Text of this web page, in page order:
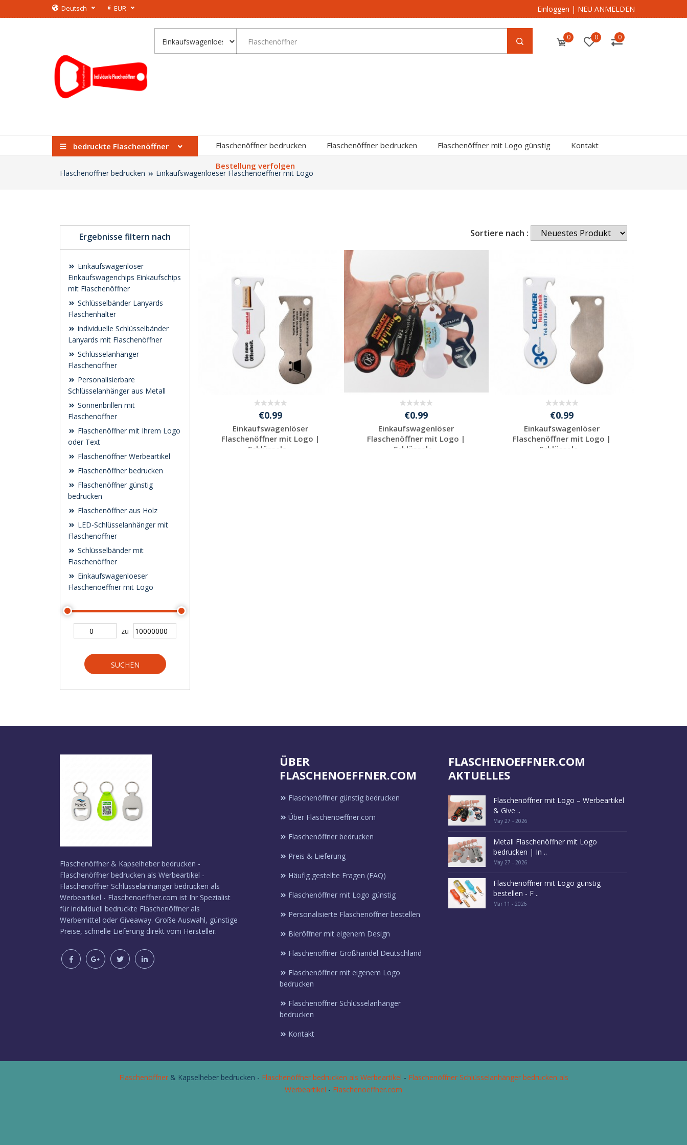
Deutsch € EUR Einloggen | NEU ANMELDEN
0 0 0
bedruckte Flaschenöffner Flaschenöffner bedrucken Flaschenöffner bedrucken Flaschenöffner mit Logo günstig
Kontakt
Bestellung verfolgen
Flaschenöffner bedrucken Einkaufswagenloeser Flaschenoeffner mit Logo
Ergebnisse filtern nach
Einkaufswagenlöser
Einkaufswagenchips Einkaufschips
mit Flaschenöffner
Schlüsselbänder Lanyards
Flaschenhalter
individuelle Schlüsselbänder
Lanyards mit Flaschenöffner
Schlüsselanhänger
Flaschenöffner
Personalisierbare
Schlüsselanhänger aus Metall
Sonnenbrillen mit
Flaschenöffner
Flaschenöffner mit Ihrem Logo
oder Text
Flaschenöffner Werbeartikel
Flaschenöffner bedrucken
Flaschenöffner günstig
bedrucken
Flaschenöffner aus Holz
LED-Schlüsselanhänger mit
Flaschenöffner
Schlüsselbänder mit
Flaschenöffner
Einkaufswagenloeser
Flaschenoeffner mit Logo
zu
SUCHEN
Sortiere nach :
€0.99
Einkaufswagenlöser
Flaschenöffner mit Logo |
Schlüssela...
€0.99
Einkaufswagenlöser
Flaschenöffner mit Logo |
Schlüssela...
€0.99
Einkaufswagenlöser
Flaschenöffner mit Logo |
Schlüssela...
Flaschenöffner & Kapselheber bedrucken -
Flaschenöffner bedrucken als Werbeartikel -
Flaschenöffner Schlüsselanhänger bedrucken als
Werbeartikel - Flaschenoeffner.com ist Ihr Spezialist
für individuell bedruckte Flaschenöffner als
Werbemittel oder Giveaway. Große Auswahl, günstige
Preise, schnelle Lieferung direkt vom Hersteller.
ÜBER
FLASCHENOEFFNER.COM
Flaschenöffner günstig bedrucken
Über Flaschenoeffner.com
Flaschenöffner bedrucken
Preis & Lieferung
Häufig gestellte Fragen (FAQ)
Flaschenöffner mit Logo günstig
Personalisierte Flaschenöffner bestellen
Bieröffner mit eigenem Design
Flaschenöffner Großhandel Deutschland
Flaschenöffner mit eigenem Logo
bedrucken
Flaschenöffner Schlüsselanhänger
bedrucken
Kontakt
FLASCHENOEFFNER.COM
AKTUELLES
Flaschenöffner mit Logo – Werbeartikel
& Give ..
May 27 - 2026
Metall Flaschenöffner mit Logo
bedrucken | In ..
May 27 - 2026
Flaschenöffner mit Logo günstig
bestellen - F ..
Mar 11 - 2026
Flaschenöffner& Kapselheber bedrucken - Flaschenöffner bedrucken als Werbeartikel - Flaschenöffner Schlüsselanhänger bedrucken als
Werbeartikel - Flaschenoeffner.com